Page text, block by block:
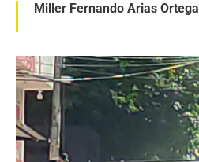
Miller Fernando Arias Ortega